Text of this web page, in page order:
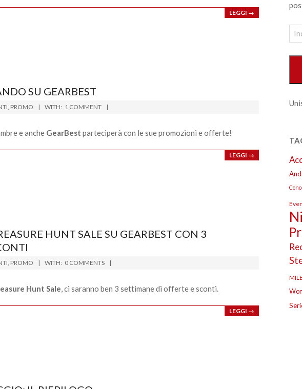
LEGGI →
SU GEARBEST
, PROMO WITH: 1 COMMENT
e anche GearBest parteciperà con le sue promozioni e offerte!
LEGGI →
HUNT SALE SU GEARBEST CON 3
, PROMO WITH: 0 COMMENTS
Hunt Sale, ci saranno ben 3 settimane di offerte e sconti.
LEGGI →
e-